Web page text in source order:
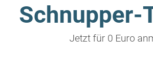
Schnupper-
Jetzt für 0 Euro